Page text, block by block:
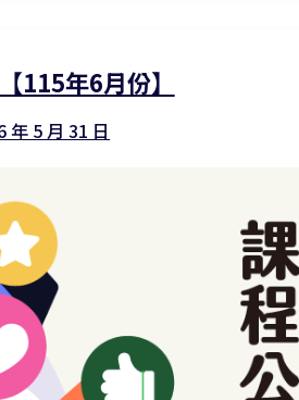
115年6月份】
年 5 月 31 日